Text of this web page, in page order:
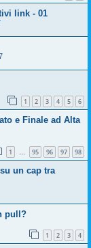
link - 01
1 2 3 4 5 6
e Finale ad Alta
1 … 95 96 97 98
un cap tra
pull?
1 2 3 4